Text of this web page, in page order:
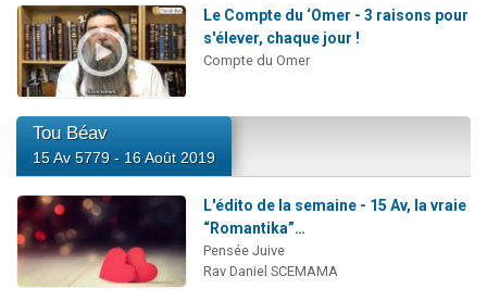
Le Compte du ‘Omer - 3 raisons pour
s'élever, chaque jour !
Compte du Omer
Tou Béav
15 Av 5779 - 16 Août 2019
L'édito de la semaine - 15 Av, la vraie
“Romantika”…
Pensée Juive
Rav Daniel SCEMAMA